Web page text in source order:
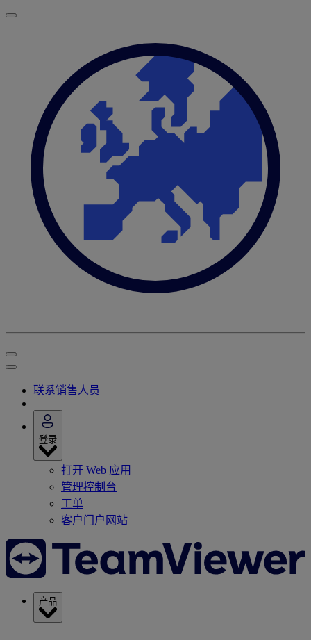
联系销售人员
登录
打开 Web 应用
管理控制台
工单
客户门户网站
产品